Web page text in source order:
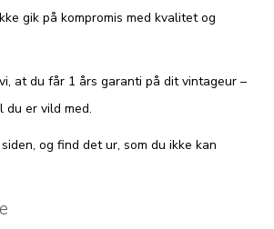
gik på kompromis med kvalitet og
at du får 1 års garanti på dit vintageur –
du er vild med.
og find det ur, som du ikke kan